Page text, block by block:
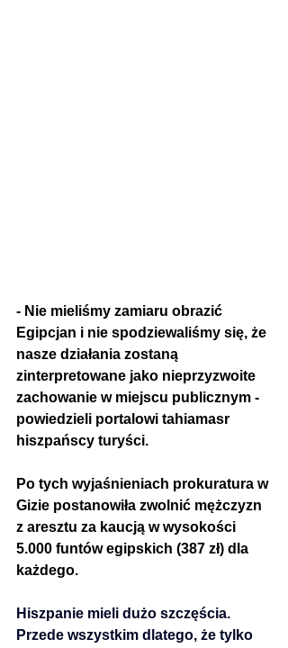
- Nie mieliśmy zamiaru obrazić
Egipcjan i nie spodziewaliśmy się, że
nasze działania zostaną
zinterpretowane jako nieprzyzwoite
zachowanie w miejscu publicznym -
powiedzieli portalowi tahiamasr
hiszpańscy turyści.
Po tych wyjaśnieniach prokuratura w
Gizie postanowiła zwolnić mężczyzn
z aresztu za kaucją w wysokości
5.000 funtów egipskich (387 zł) dla
każdego.
Hiszpanie mieli dużo szczęścia.
Przede wszystkim dlatego, że tylko